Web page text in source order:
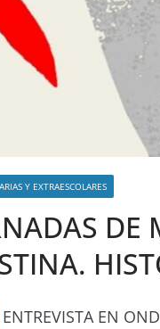
Y EXTRAESCOLARES
DE
ENTREVISTA EN